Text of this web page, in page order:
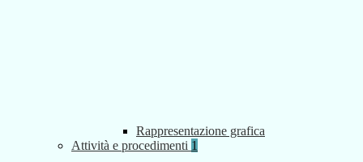
Rappresentazione grafica
Attività e procedimenti 1